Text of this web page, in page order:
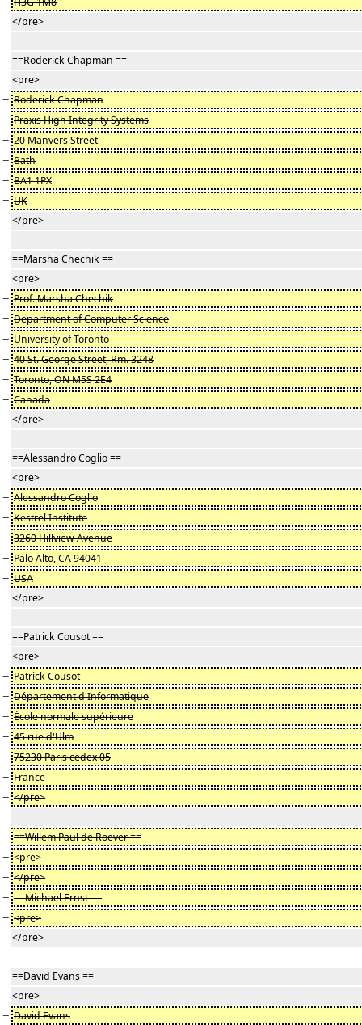
</pre>
==Roderick Chapman ==
<pre>
− Roderick Chapman
− Praxis High Integrity Systems
− 20 Manvers Street
− Bath
− BA1 1PX
− UK
</pre>
==Marsha Chechik ==
<pre>
− Prof. Marsha Chechik
− Department of Computer Science
− University of Toronto
− 40 St. George Street, Rm. 3248
− Toronto, ON M5S 2E4
− Canada
</pre>
==Alessandro Coglio ==
<pre>
− Alessandro Coglio
− Kestrel Institute
− 3260 Hillview Avenue
− Palo Alto, CA 94041
− USA
</pre>
==Patrick Cousot ==
<pre>
− Patrick Cousot
− Département d'Informatique
− École normale supérieure
− 45 rue d'Ulm
− 75230 Paris cedex 05
− France
− </pre>
− ==Willem Paul de Roever ==
− <pre>
− </pre>
− ==Michael Ernst ==
− <pre>
</pre>
==David Evans ==
<pre>
− David Evans